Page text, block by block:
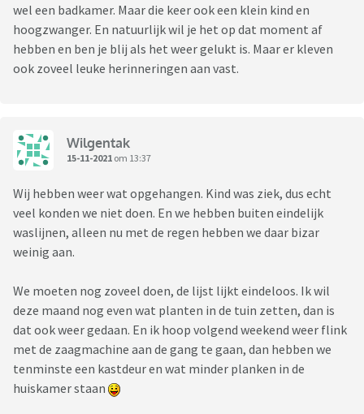
wel een badkamer. Maar die keer ook een klein kind en
hoogzwanger. En natuurlijk wil je het op dat moment af
hebben en ben je blij als het weer gelukt is. Maar er kleven
ook zoveel leuke herinneringen aan vast.
Wilgentak
15-11-2021 om 13:37
Wij hebben weer wat opgehangen. Kind was ziek, dus echt
veel konden we niet doen. En we hebben buiten eindelijk
waslijnen, alleen nu met de regen hebben we daar bizar
weinig aan.
We moeten nog zoveel doen, de lijst lijkt eindeloos. Ik wil
deze maand nog even wat planten in de tuin zetten, dan is
dat ook weer gedaan. En ik hoop volgend weekend weer flink
met de zaagmachine aan de gang te gaan, dan hebben we
tenminste een kastdeur en wat minder planken in de
huiskamer staan